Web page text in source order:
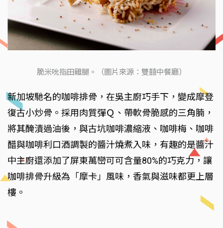
脆米吮指田雞腿。（圖片來源：雙囍中餐廳）
新加坡馳名的咖啡排骨，在吳主廚巧手下，變成摩登
復古小炒骨。採用肉質彈Ｑ、帶軟骨脆感的三角腩，
將其醃漬過油後，與古坑咖啡濃縮液、咖啡梅、咖啡
醋與咖啡利口酒調製的醬汁燒煮入味，有趣的是醬汁
中主廚還添加了屏東萬巒可可含量80%的巧克力，讓
咖啡排骨升級為「摩卡」風味，香氣與滋味都更上層
樓。